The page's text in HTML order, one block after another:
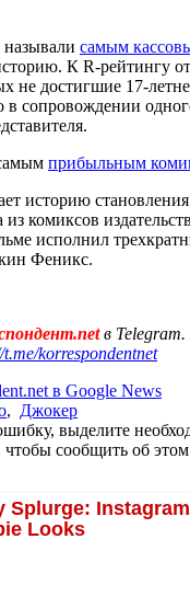
самым
К R-рейтингу
не достигшие 17-
в сопровождении
прибыльным
историю
из комиксов
исполнил
Феникс.
в
korrespondentnet
в Google News
, Джокер
выделите
сообщить об